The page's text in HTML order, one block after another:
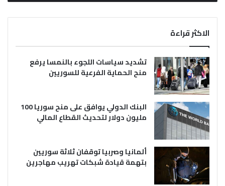
الاكثر قراءة
تشديد سياسات اللجوء بالنمسا يرفع
منح الحماية الفرعية للسوريين
البنك الدولي يوافق على منح سوريا 100
مليون دولار لتحديث القطاع المالي
ألمانيا وصربيا توقفان ثلاثة سوريين
بتهمة قيادة شبكات تهريب مهاجرين